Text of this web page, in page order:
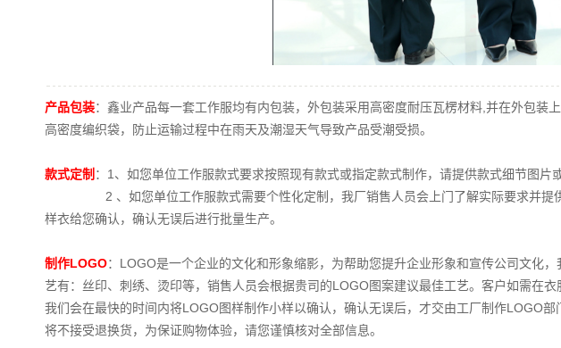
产品包装：鑫业产品每一套工作服均有内包装，外包装采用高密度耐压瓦楞材料 并在外包装
高密度编织袋，防止运输过程中在雨天及潮湿天气导致产品受潮受损。
款式定制 ： 1、 如您单位工作服款式要求按照现有款式或指定款式制作，请提供款式细节图片
2 、 如您单位工作服款式需要个性化定制，我厂销售人员会上门了解实际要求并
样衣给您确认，确认无误后进行批量生产。
制作LOGO： LOGO是一个企业的文化和形象缩影，为帮助您提升企业形象和宣传公司文化，
艺有：丝印、刺绣、烫印等，销售人员会根据贵司的LOGO图案建议最佳工艺。客户如需在衣
我们会在最快的时间内将LOGO图样制作小样以确认，确认无误后，才交由工厂制作LOGO部
将不接受退换货，为保证购物体验，请您谨慎核对全部信息。